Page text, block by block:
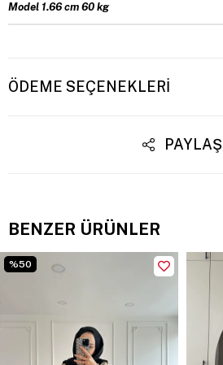
Model 1.66 cm 60 kg
ÖDEME SEÇENEKLERI
PAYLAŞ
BENZER ÜRÜNLER
%50